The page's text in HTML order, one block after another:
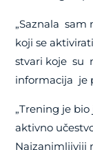
„Saznala
koji se
stvari koje su
informacija je
„Trening je
aktivno
Najzanimljiviji